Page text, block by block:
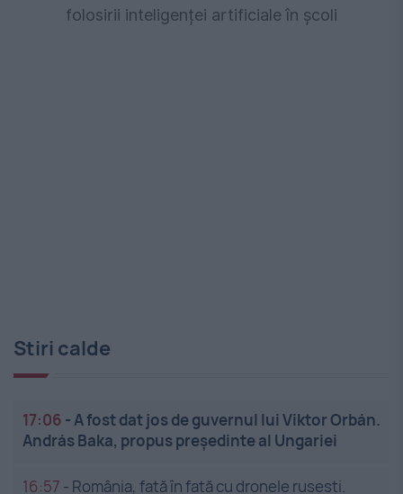
folosirii inteligenței artificiale în școli
Stiri calde
17:06 -A fost dat jos de guvernul lui Viktor Orbán.
András Baka, propus președinte al Ungariei
16:57 - România, față în față cu dronele rusești.